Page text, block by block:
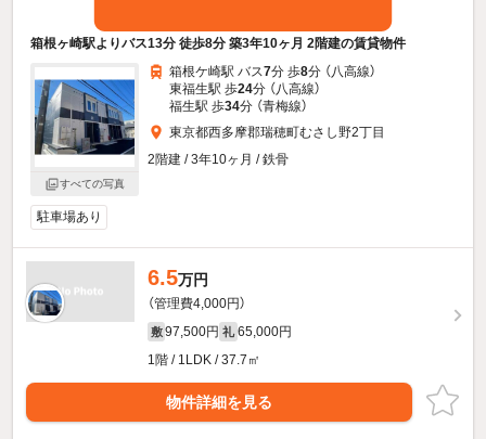
箱根ヶ崎駅よりバス13分 徒歩8分 築3年10ヶ月 2階建の賃貸物件
すべての写真
箱根ケ崎駅 バス7分 歩8分 （八高線）
東福生駅 歩24分 （八高線）
福生駅 歩34分 （青梅線）
東京都西多摩郡瑞穂町むさし野2丁目
2階建 / 3年10ヶ月 / 鉄骨
駐車場あり
6.5万円
（管理費4,000円）
敷 97,500円 礼 65,000円
1階 / 1LDK / 37.7㎡
物件詳細を見る